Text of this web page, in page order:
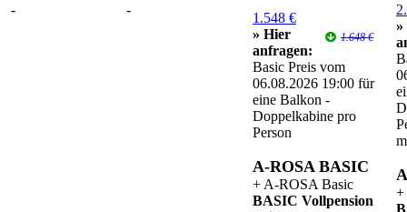
- -
1.548 €
1.648 €
» Hier
anfragen:
Basic Preis vom
06.08.2026 19:00 für
eine Balkon -
Doppelkabine pro
Person
A-ROSA BASIC
+ A-ROSA Basic
BASIC Vollpension
»
+